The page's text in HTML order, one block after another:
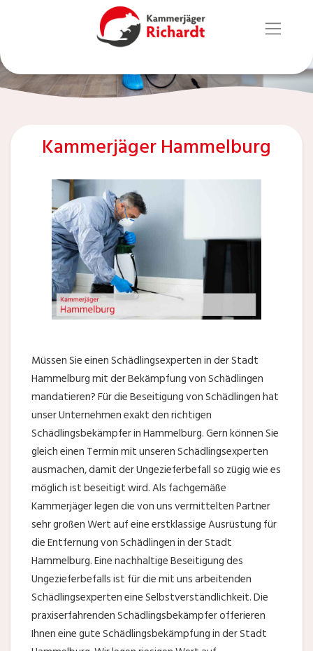
Kammerjäger Hammelburg
Müssen Sie einen Schädlingsexperten in der Stadt
Hammelburg mit der Bekämpfung von Schädlingen
mandatieren? Für die Beseitigung von Schädlingen hat
unser Unternehmen exakt den richtigen
Schädlingsbekämpfer in Hammelburg. Gern können Sie
gleich einen Termin mit unseren Schädlingsexperten
ausmachen, damit der Ungezieferbefall so zügig wie es
möglich ist beseitigt wird. Als fachgemäße
Kammerjäger legen die von uns vermittelten Partner
sehr großen Wert auf eine erstklassige Ausrüstung für
die Entfernung von Schädlingen in der Stadt
Hammelburg. Eine nachhaltige Beseitigung des
Ungezieferbefalls ist für die mit uns arbeitenden
Schädlingsexperten eine Selbstverständlichkeit. Die
praxiserfahrenden Schädlingsbekämpfer offerieren
Ihnen eine gute Schädlingsbekämpfung in der Stadt